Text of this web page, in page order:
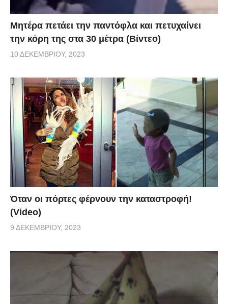
Μητέρα πετάει την παντόφλα και πετυχαίνει
την κόρη της στα 30 μέτρα (Βίντεο)
10 ΔΕΚΕΜΒΡΊΟΥ, 2023
Όταν οι πόρτες φέρνουν την καταστροφή!
(Video)
9 ΔΕΚΕΜΒΡΊΟΥ, 2023